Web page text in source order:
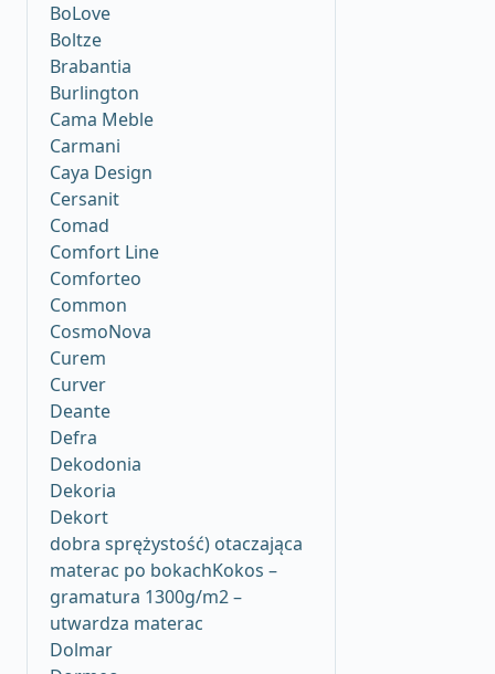
BoLove
Boltze
Brabantia
Burlington
Cama Meble
Carmani
Caya Design
Cersanit
Comad
Comfort Line
Comforteo
Common
CosmoNova
Curem
Curver
Deante
Defra
Dekodonia
Dekoria
Dekort
dobra sprężystość) otaczająca
materac po bokachKokos –
gramatura 1300g/m2 –
utwardza materac
Dolmar